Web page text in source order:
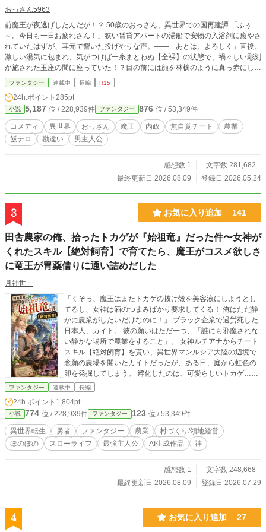
おっさん5963
前魔王が夜逃げしたんだが！？ 50歳のおっさん、異世界での国再建譚 「ふぅ
～。今日も一日お疲れさん！」狭い賃貸アパートの湯船で安物の入浴剤に癒やさ
れていたはずが、耳元で響いた投げやりな声。――「あとは、よろしく」直後、
激しい湯気に包まれ、気がつけば一糸まとわぬ【全裸】の状態で、禍々しい彫刻
が施された玉座の間に座っていた！？目の前には顔を林檎のように真っ赤にして
絶句する美女秘書官と、魂の抜けた顔の軍師。どうやら傲慢な前魔王が禁忌の召
喚術を使い、俺と入れ替わりで現代日本へ逃亡しやがったらしい。ベテラン何で
も屋・七転 八起（ななころび やおき）５０歳、独身。怒り狂った秘書官に投げ
つけられた『魔銀の壺』を何でも屋の反射神経でキャッチし、シュールに股間を
防衛したおっさんは、なし崩し的に【魔王代行】の座に座らされることに！だ
が、引き継いだ魔王国は貯金ゼロ、深刻な食糧難という超ブラックなダメ現場だ
った！「飢えて死ぬか、人間界を侵略するか」の二択を迫られる中、おっさんが
知識」だった！「油と卵と発酵ワイン……。これ、マヨネーズが作れるな」「伝
説の武具？ ただの頑丈な規格外パーツだろ。トラクターの部品にするぞ」・主
レゼントされてチョロく沼に落ちる、ツンデレ秘書官・上半身は少女で下半身は
蜘蛛、鼻血を出しながら妄想を爆走させる使用人お騒がせな魔族の部下たちを
「おすわり」「おあずけ」で完璧に飼い慣らし、おっさんの泥臭い職人知識が、
魔界の常識を胃袋から次々と塗り替えていく！おっさんは異世界に行ってもおっ
さん。飯の美味さと大人の商売で世界を骨抜きにする、アットホームな魔王国再
建インフラファンタジー、ここに開幕！
ファンタジー 連載中 長編 R15
24h.ポイント 285pt
小説 5,187 位 / 228,939件 ファンタジー 876 位 / 53,349件
コメディ 異世界 おっさん 魔王 内政 無自覚チート
農業
飯テロ
勘違い 男主人公
感想数 1
文字数 281,682
最終更新日 2026.08.09
登録日 2026.05.24
3 お気に入り追加 141
田舎農家の俺、拾ったトカゲが『始祖竜』だった件〜女神が
くれたスキル【絶対飼育】で育てたら、魔王がコスメ欲しさ
に竜王が胃薬借りに通い詰めだした
月神世一
「くそっ、魔王はまたトカゲの抜け殻を美容液にしようとし
てるし、女神は酒のつまみばかり要求してくる！ 俺はただ静
かに農業がしたいだけなのに！」 ブラック企業で過労死した
日本人、カイト。 彼の願いはただ一つ、「誰にも邪魔されな
い静かな場所で農業をすること」。 女神ルチアナからチート
スキル【絶対飼育】を貰い、異世界マンルシア大陸の辺境で
念願の農場を開いたカイトだったが、ある日、庭から虹色の
卵を発掘してしまう。 孵化したのは、可愛らしいトカゲ……
ではなく、神話の時代に世界を滅亡させた『始祖竜』の幼体
その破壊神を「ポチ」と名付けたペットとして完璧に飼い慣
らしてしまう。 ポチのくしゃみ一発で、敵の軍勢は老衰で塵
に!? ポチの抜け殻は、魔王が喉から手が出るほど欲しがる究
極の美容成分に!? 世界を滅ぼすほどの力を持つポチと、その
魔素を浴びて育った規格外の農作物を求め、理知的で美人の
に押しかけてくる！ 「世界の管理者」すら手が出せない最強
の農場主、カイト。 これは、世界の運命と、美味しい野菜
画・設定・世界観・登場人物・ストーリーは作者が考案し、
本文の文章生成にはAIを利用しています。掲載内容は作者が
ファンタジー 連載中 長編
24h.ポイント 1,804pt
小説 774 位 / 228,939件 ファンタジー 123 位 / 53,349件
異世界転生 勇者 ファンタジー 農業
村づくり/領地経営
ほのぼの
スローライフ 最強主人公 AI生成作品 神
感想数 1
文字数 248,668
最終更新日 2026.08.09
登録日 2026.07.29
4 お気に入り追加 27